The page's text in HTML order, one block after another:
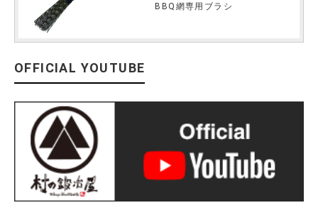
BBQ網専用ブラシ
OFFICIAL YOUTUBE